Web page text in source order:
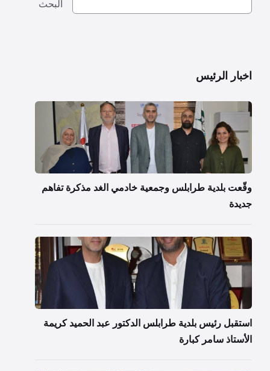
البحث
اخبار الرئيس
وقّعت بلدية طرابلس وجمعية خادمي الغد مذكرة تفاهم
جديدة
استقبل رئيس بلدية طرابلس الدكتور عبد الحميد كريمة
الأستاذ سامر كبارة